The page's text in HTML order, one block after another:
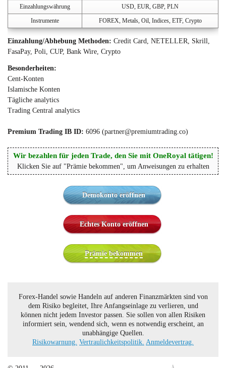
Einzahlungswährung
USD, EUR, GBP, PLN
Instrumente
FOREX, Metals, Oil, Indices, ETF, Crypto
Einzahlung/Abhebung Methoden: Credit Card, NETELLER, Skrill,
FasaPay, Poli, CUP, Bank Wire, Crypto
Besonderheiten:
Cent-Konten
Islamische Konten
Tägliche analytics
Trading Central analytics
Premium Trading IB ID: 6096 (partner@premiumtrading.co)
Wir bezahlen für jeden Trade, den Sie mit OneRoyal tätigen!
Klicken Sie auf "Prämie bekommen", um Anweisungen zu erhalten
Demokonto eröffnen
Echtes Konto eröffnen
Prämie bekommen
Forex-Handel sowie Handeln auf anderen Finanzmärkten sind von
dem Risiko begleitet, Ihre Anfangseinlage zu verlieren, und
können nicht jedem Investor passen. Sie sollen von allen Risiken
informiert sein, wendend sich, wenn es notwendig erscheint, an
unabhängige Quellen.
Risikowarnung. Vertraulichkeitspolitik. Anmeldevertrag.